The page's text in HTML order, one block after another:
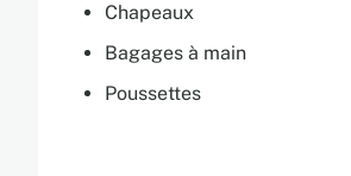
Chapeaux
Bagages à main
Poussettes